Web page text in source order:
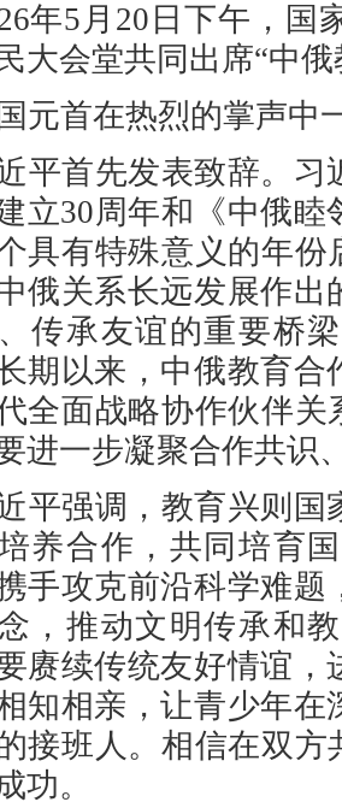
年5月20日下午，国
大会堂共同出席“中
元首在热烈的掌声中
平首先发表致辞。
立30周年和《中俄
具有特殊意义的年份
俄关系长远发展作
传承友谊的重要桥
期以来，中俄教育
全面战略协作伙伴关
进一步凝聚合作共识
平强调，教育兴则
养合作，共同培育
手攻克前沿科学难
，推动文明传承和
赓续传统友好情谊
知相亲，让青少年
接班人。相信在双方
功。